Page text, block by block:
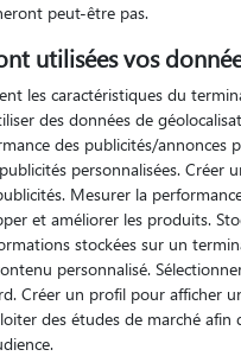
peut-être pas.
utilisées vos
les caractéristiques du
des données de
des publicités/annonces
personnalisées. Créer
Mesurer la
et améliorer les produits.
stockées sur un
personnalisé.
Créer un profil pour afficher
des études de marché afin